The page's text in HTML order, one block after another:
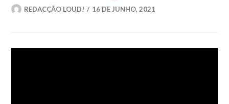
REDACÇÃO LOUD! 16 DE JUNHO, 2021